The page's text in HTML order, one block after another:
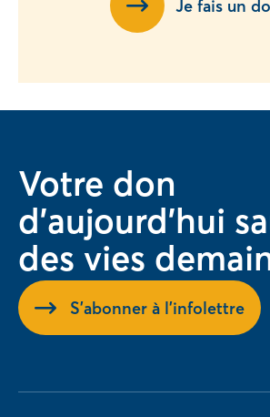
Je fais un
Votre don
d'aujourd'hui
des vies
S'abonner à l'infolettre